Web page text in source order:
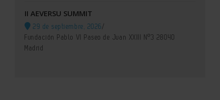
II AEVERSU SUMMIT
29 de septiembre, 2026/
Fundación Pablo VI Paseo de Juan XXIII Nº3 28040
Madrid